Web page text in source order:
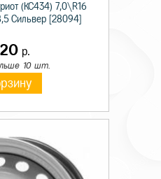
(КС434) 7,0\R16
Сильвер [28094]
р.
10 шт.